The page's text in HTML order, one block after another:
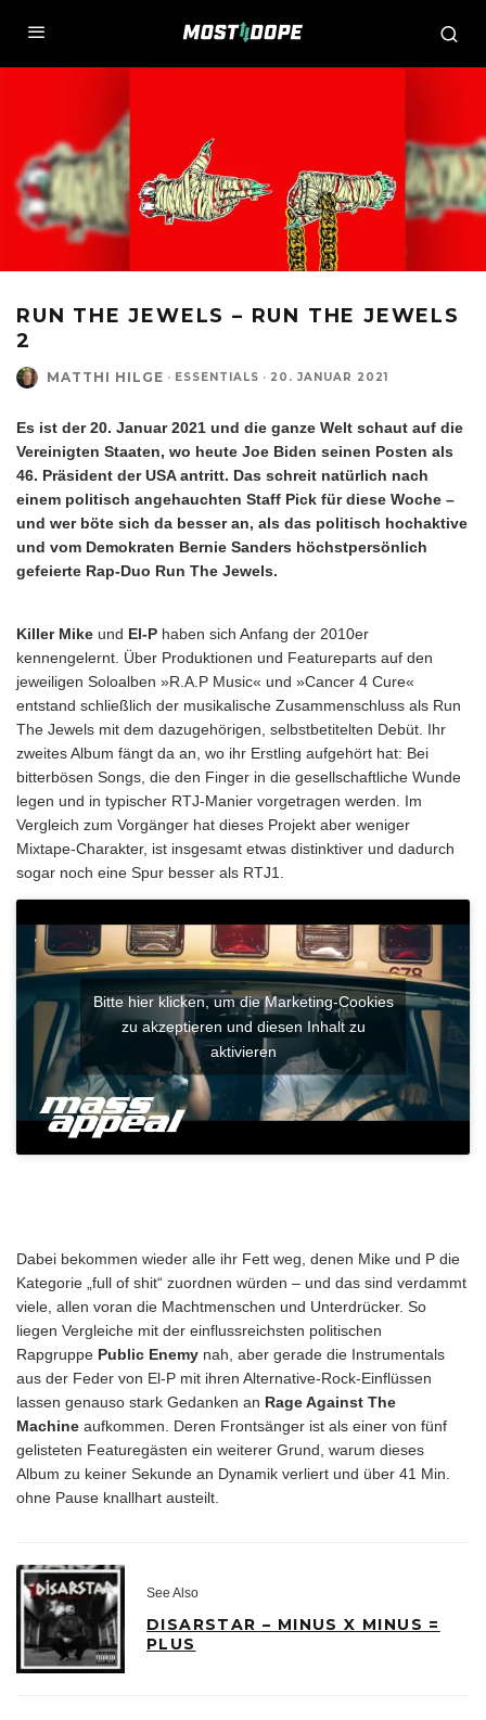
RUN THE JEWELS – RUN THE JEWELS
2
MATTHI HILGE · ESSENTIALS · 20. JANUAR 2021
Es ist der 20. Januar 2021 und die ganze Welt schaut auf die
Vereinigten Staaten, wo heute Joe Biden seinen Posten als
46. Präsident der USA antritt. Das schreit natürlich nach
einem politisch angehauchten Staff Pick für diese Woche –
und wer böte sich da besser an, als das politisch hochaktive
und vom Demokraten Bernie Sanders höchstpersönlich
gefeierte Rap-Duo Run The Jewels.
Killer Mike und El-P haben sich Anfang der 2010er
kennengelernt. Über Produktionen und Featureparts auf den
jeweiligen Soloalben »R.A.P Music« und »Cancer 4 Cure«
entstand schließlich der musikalische Zusammenschluss als Run
The Jewels mit dem dazugehörigen, selbstbetitelten Debüt. Ihr
zweites Album fängt da an, wo ihr Erstling aufgehört hat: Bei
bitterbösen Songs, die den Finger in die gesellschaftliche Wunde
legen und in typischer RTJ-Manier vorgetragen werden. Im
Vergleich zum Vorgänger hat dieses Projekt aber weniger
Mixtape-Charakter, ist insgesamt etwas distinktiver und dadurch
sogar noch eine Spur besser als RTJ1.
Bitte hier klicken, um die Marketing-Cookies
zu akzeptieren und diesen Inhalt zu
aktivieren
Dabei bekommen wieder alle ihr Fett weg, denen Mike und P die
Kategorie „full of shit“ zuordnen würden – und das sind verdammt
viele, allen voran die Machtmenschen und Unterdrücker. So
liegen Vergleiche mit der einflussreichsten politischen
Rapgruppe Public Enemy nah, aber gerade die Instrumentals
aus der Feder von El-P mit ihren Alternative-Rock-Einflüssen
lassen genauso stark Gedanken an Rage Against The
Machine aufkommen. Deren Frontsänger ist als einer von fünf
gelisteten Featuregästen ein weiterer Grund, warum dieses
Album zu keiner Sekunde an Dynamik verliert und über 41 Min.
ohne Pause knallhart austeilt.
See Also
DISARSTAR – MINUS X MINUS =
PLUS